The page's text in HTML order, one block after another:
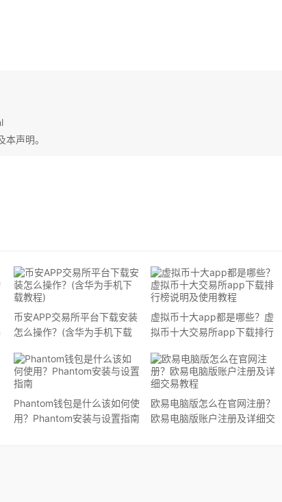
声明。
币安APP交易所平台下载安装
怎么操作？(含华为手机下载
虚拟币十大app都是哪些？虚
拟币十大交易所app下载排行
Phantom钱包是什么该如何使
用？Phantom安装与设置指南
欧易电脑版怎么在官网注册？
欧易电脑版账户注册及详细交